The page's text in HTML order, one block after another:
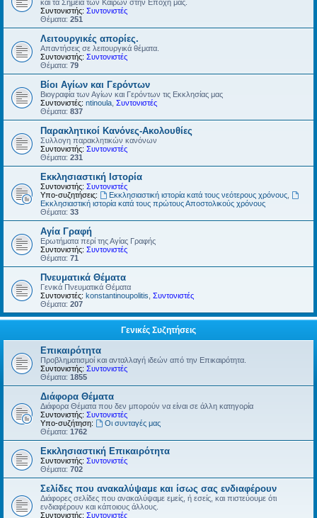
και τα Σημεία των Καιρών στην Εποχή μας.
Συντονιστής: Συντονιστές
Θέματα: 251
Λειτουργικές απορίες.
Απαντήσεις σε λειτουργικά θέματα.
Συντονιστής: Συντονιστές
Θέματα: 79
Βίοι Αγίων και Γερόντων
Βιογραφία των Αγίων και Γερόντων τις Εκκλησίας μας
Συντονιστές: ntinoula Συντονιστές
Θέματα: 837
Παρακλητικοί Κανόνες-Ακολουθίες
Συλλογη παρακλητικών κανόνων
Συντονιστής: Συντονιστές
Θέματα: 231
Εκκλησιαστική Ιστορία
Συντονιστής: Συντονιστές
Υπο-συζητήσεις:
Εκκλησιαστική ιστορία κατά τους νεότερους χρόνους,
Εκκλησιαστική ιστορία κατά τους πρώτους Αποστολικούς χρόνους
Θέματα: 33
Αγία Γραφή
Ερωτήματα περί της Αγίας Γραφής
Συντονιστής: Συντονιστές
Θέματα: 71
Πνευματικά Θέματα
Γενικά Πνευματικά Θέματα
Συντονιστές: konstantinoupolitis Συντονιστές
Θέματα: 207
Γενικές Συζητήσεις
Επικαιρότητα
Προβληματισμοί και ανταλλαγή ιδεών από την Επικαιρότητα.
Συντονιστής: Συντονιστές
Θέματα: 1855
Διάφορα Θέματα
Διάφορα Θέματα που δεν μπορούν να είναι σε άλλη κατηγορία
Συντονιστής: Συντονιστές
Υπο-συζήτηση:
Οι συνταγές μας
Θέματα: 1762
Εκκλησιαστική Επικαιρότητα
Συντονιστής: Συντονιστές
Θέματα: 702
Σελίδες που ανακαλύψαμε και ίσως σας ενδιαφέρουν
Διάφορες σελίδες που ανακαλύψαμε εμείς, ή εσείς, και πιστεύουμε ότι
ενδιαφέρουν και κάποιους άλλους.
Συντονιστής: Συντονιστές